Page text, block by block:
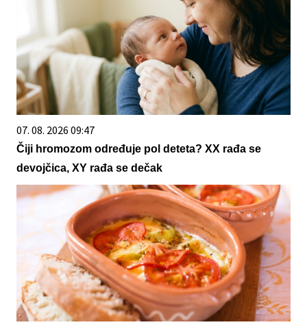
07. 08. 2026 09:47
Čiji hromozom određuje pol deteta? XX rađa se
devojčica, XY rađa se dečak